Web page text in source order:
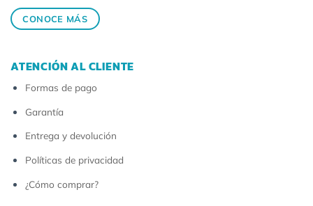
CONOCE MÁS
ATENCIÓN AL CLIENTE
Formas de pago
Garantía
Entrega y devolución
Políticas de privacidad
¿Cómo comprar?